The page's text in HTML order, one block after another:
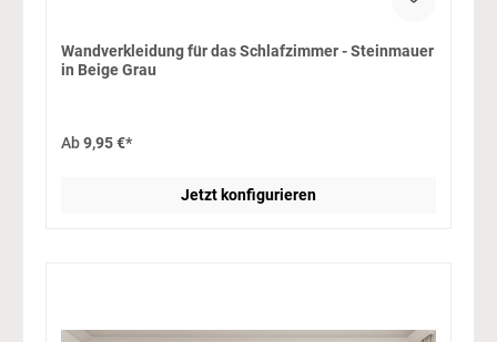
Wandverkleidung für das Schlafzimmer - Steinmauer
in Beige Grau
Ab9,95 €*
Jetzt konfigurieren